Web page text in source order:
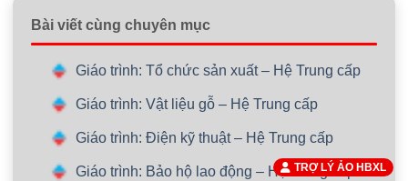
Bài viết cùng chuyên mục
Giáo trình: Tổ chức sản xuất – Hệ Trung cấp
Giáo trình: Vật liệu gỗ – Hệ Trung cấp
Giáo trình: Điện kỹ thuật – Hệ Trung cấp
Giáo trình: Bảo hộ lao động – Hệ Trung cấp
TRỢ LÝ ẢO HBXL